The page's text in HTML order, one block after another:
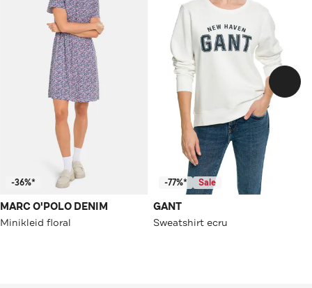
-36%*
MARC O'POLO DENIM
Minikleid floral
-77%* Sale
GANT
Sweatshirt ecru